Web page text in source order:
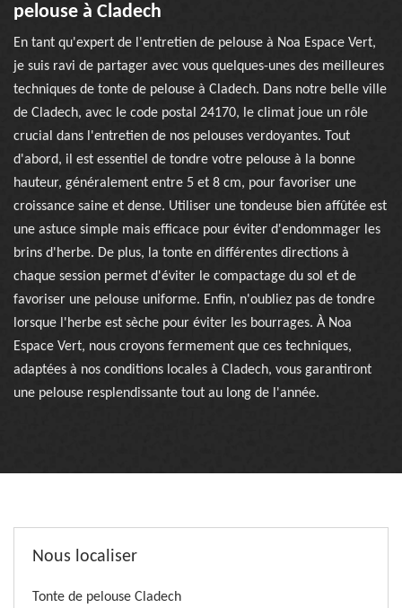
pelouse à Cladech
En tant qu'expert de l'entretien de pelouse à Noa Espace Vert,
je suis ravi de partager avec vous quelques-unes des meilleures
techniques de tonte de pelouse à Cladech. Dans notre belle ville
de Cladech, avec le code postal 24170, le climat joue un rôle
crucial dans l'entretien de nos pelouses verdoyantes. Tout
d'abord, il est essentiel de tondre votre pelouse à la bonne
hauteur, généralement entre 5 et 8 cm, pour favoriser une
croissance saine et dense. Utiliser une tondeuse bien affûtée est
une astuce simple mais efficace pour éviter d'endommager les
brins d'herbe. De plus, la tonte en différentes directions à
chaque session permet d'éviter le compactage du sol et de
favoriser une pelouse uniforme. Enfin, n'oubliez pas de tondre
lorsque l'herbe est sèche pour éviter les bourrages. À Noa
Espace Vert, nous croyons fermement que ces techniques,
adaptées à nos conditions locales à Cladech, vous garantiront
une pelouse resplendissante tout au long de l'année.
Nous localiser
Tonte de pelouse Cladech